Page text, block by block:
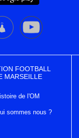
FOOTBALL
MARSEILLE
de l'OM
sommes nous ?